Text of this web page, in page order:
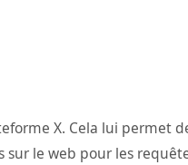
X. Cela lui permet
le web pour les